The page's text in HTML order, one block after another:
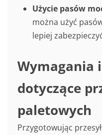
Użycie pasów
można użyć
lepiej
Wymagania
dotyczące
paletowych
Przygotowując